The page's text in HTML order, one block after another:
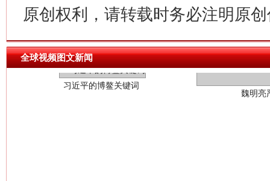
原创权利，请转载时务必注明原
全球视频图文新闻
习近平的博鳌关键词
魏明亮